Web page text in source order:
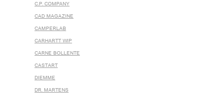
C.P. COMPANY
CAD MAGAZINE
CAMPERLAB
CARHARTT WIP
CARNE BOLLENTE
CASTART
DIEMME
DR. MARTENS